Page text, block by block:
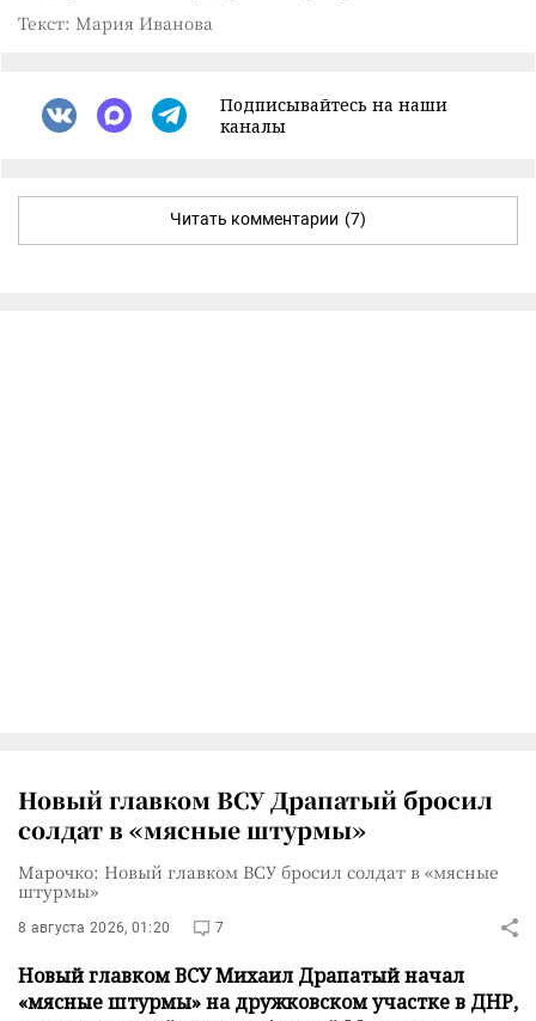
Текст: Мария Иванова
Подписывайтесь на наши
каналы
Читать комментарии (7)
Новый главком ВСУ Драпатый бросил
солдат в «мясные штурмы»
Марочко: Новый главком ВСУ бросил солдат в «мясные
штурмы»
8 августа 2026, 01:20 7
Новый главком ВСУ Михаил Драпатый начал
«мясные штурмы» на дружковском участке в ДНР,